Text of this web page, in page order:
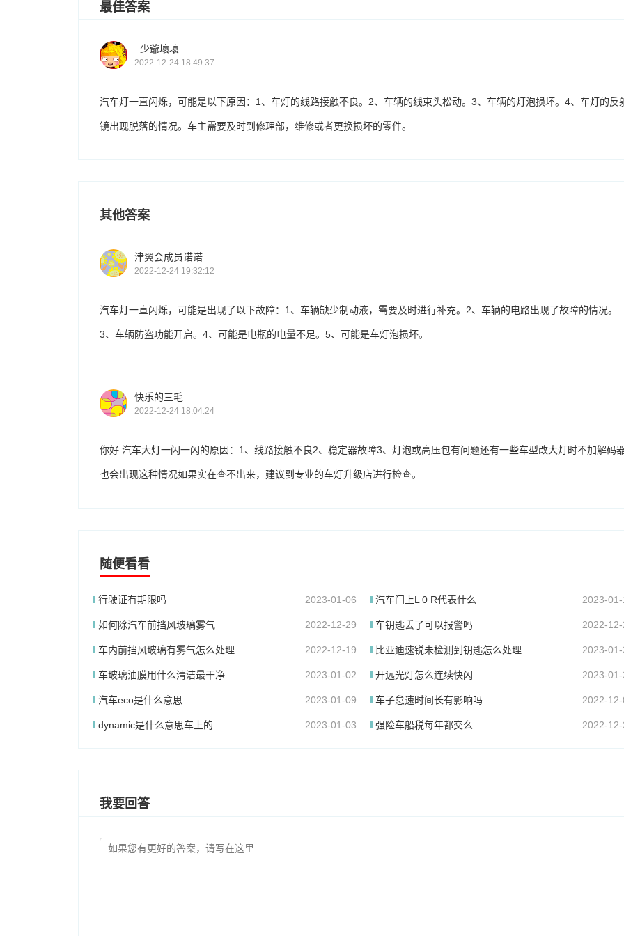
最佳答案
_少爺壞壞
2022-12-24 18:49:37
汽车灯一直闪烁，可能是以下原因：1、车灯的线路接触不良。2、车辆的线束头松动。3、车辆的灯泡损坏。4、车灯的反
镜出现脱落的情况。车主需要及时到修理部，维修或者更换损坏的零件。
其他答案
津翼会成员诺诺
2022-12-24 19:32:12
汽车灯一直闪烁，可能是出现了以下故障：1、车辆缺少制动液，需要及时进行补充。2、车辆的电路出现了故障的情况。
3、车辆防盗功能开启。4、可能是电瓶的电量不足。5、可能是车灯泡损坏。
快乐的三毛
2022-12-24 18:04:24
你好 汽车大灯一闪一闪的原因：1、线路接触不良2、稳定器故障3、灯泡或高压包有问题还有一些车型改大灯时不加解码
也会出现这种情况如果实在查不出来，建议到专业的车灯升级店进行检查。
随便看看
行驶证有期限吗 2023-01-06 汽车门上L 0 R代表什么 2023-
如何除汽车前挡风玻璃雾气 2022-12-29 车钥匙丢了可以报警吗 2022-
车内前挡风玻璃有雾气怎么处理 2022-12-19 比亚迪速锐未检测到钥匙怎么处理 2023-
车玻璃油膜用什么清洁最干净 2023-01-02 开远光灯怎么连续快闪 2023-
汽车eco是什么意思 2023-01-09 车子怠速时间长有影响吗 2022-
dynamic是什么意思车上的 2023-01-03 强险车船税每年都交么 2022-
我要回答